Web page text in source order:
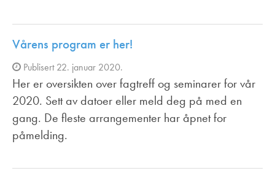
Vårens program er her!
Publisert 22. januar 2020.
Her er oversikten over fagtreff og seminarer for vår
2020. Sett av datoer eller meld deg på med en
gang. De fleste arrangementer har åpnet for
påmelding.